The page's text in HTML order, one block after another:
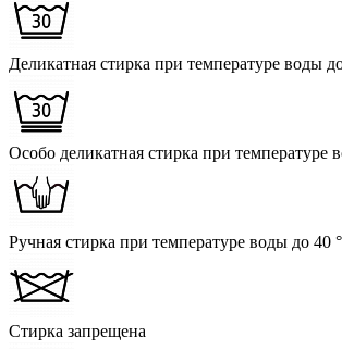
Деликатная стирка при температуре воды
Особо деликатная стирка при температуре
Ручная стирка при температуре воды до 40
Стирка запрещена